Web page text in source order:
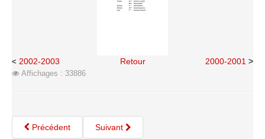
Saison 2016-2017
Saison 2013-2014
< 2002-2003 2000-2001 >
Retour
Affichages : 33886
Précédent Suivant